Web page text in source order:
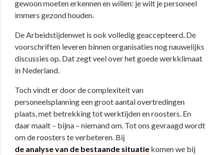
gewoon moeten erkennen en willen: je wilt je personeel
immers gezond houden.
De Arbeidstijdenwet is ook volledig geaccepteerd. De
voorschriften leveren binnen organisaties nog nauwelijks
discussies op. Dat zegt veel over het goede werkklimaat
in Nederland.
Toch vindt er door de complexiteit van
personeelsplanning een groot aantal overtredingen
plaats, met betrekking tot werktijden en roosters. En
daar maalt – bijna – niemand om. Tot ons gevraagd wordt
om de roosters te verbeteren. Bij
de analyse van de bestaande situatie komen we bij